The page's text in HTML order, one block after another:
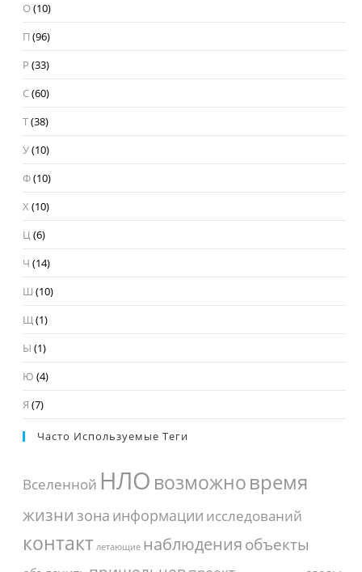
О(10)
П (96)
Р (33)
С(60)
Т(38)
У(10)
Ф(10)
Х (10)
Ц(6)
Ч (14)
Ш (10)
Щ(1)
Ы (1)
Ю (4)
Я (7)
Часто Используемые Теги
Вселенной НЛО возможновремя
жизни зона информации исследований
контакт летающие наблюденияобъекты